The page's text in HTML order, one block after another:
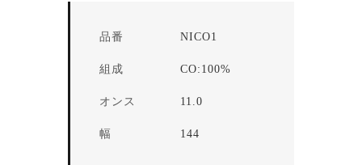
品番 NICO1
組成 CO:100%
オンス 11.0
幅 144